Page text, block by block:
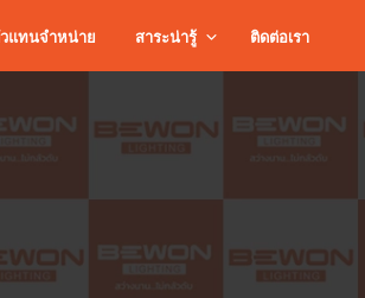
แทนจำหน่าย สาระน่ารู้ ติดต่อเรา